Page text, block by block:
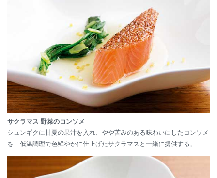
サクラマス 野菜のコンソメ
シュンギクに甘夏の果汁を入れ、やや苦みのある味わいにしたコンソメ
を、低温調理で色鮮やかに仕上げたサクラマスと一緒に提供する。